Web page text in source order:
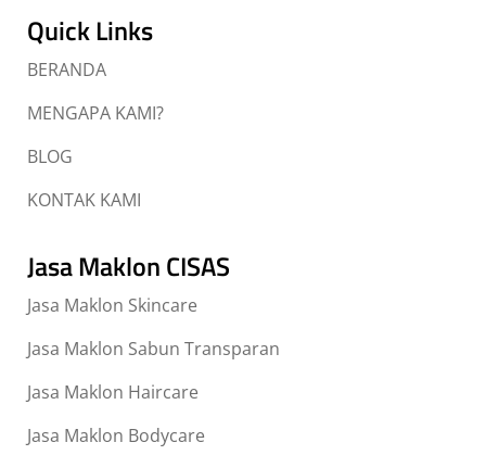
Quick Links
BERANDA
MENGAPA KAMI?
BLOG
KONTAK KAMI
Jasa Maklon CISAS
Jasa Maklon Skincare
Jasa Maklon Sabun Transparan
Jasa Maklon Haircare
Jasa Maklon Bodycare